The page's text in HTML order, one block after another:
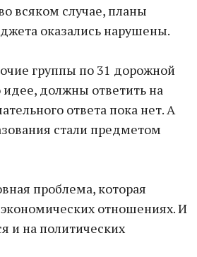
всяком случае, планы
оказались нарушены.
группы по 31 дорожной
идее, должны ответить на
ответа пока нет. А
стали предметом
проблема, которая
отношениях. И
и на политических